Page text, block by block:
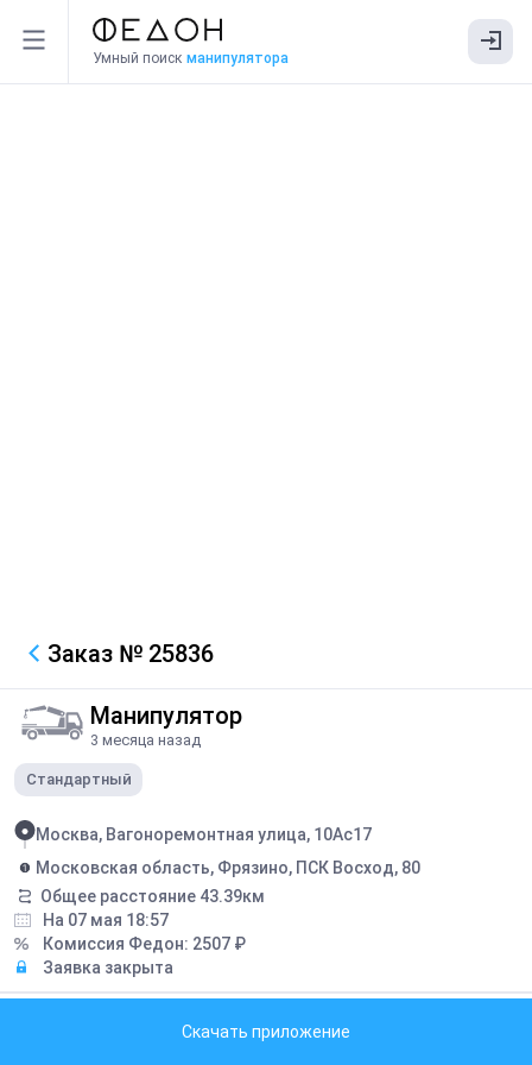
Умный поиск манипулятора
Заказ № 25836
Манипулятор
3 месяца назад
Стандартный
Москва, Вагоноремонтная улица, 10Ас17
Московская область, Фрязино, ПСК Восход, 80
Общее расстояние 43.39км
На 07 мая 18:57
Комиссия Федон: 2507 ₽
Заявка закрыта
оформлен вместо Заказ №25810, разбит на два отдельных рейса
Скачать приложение